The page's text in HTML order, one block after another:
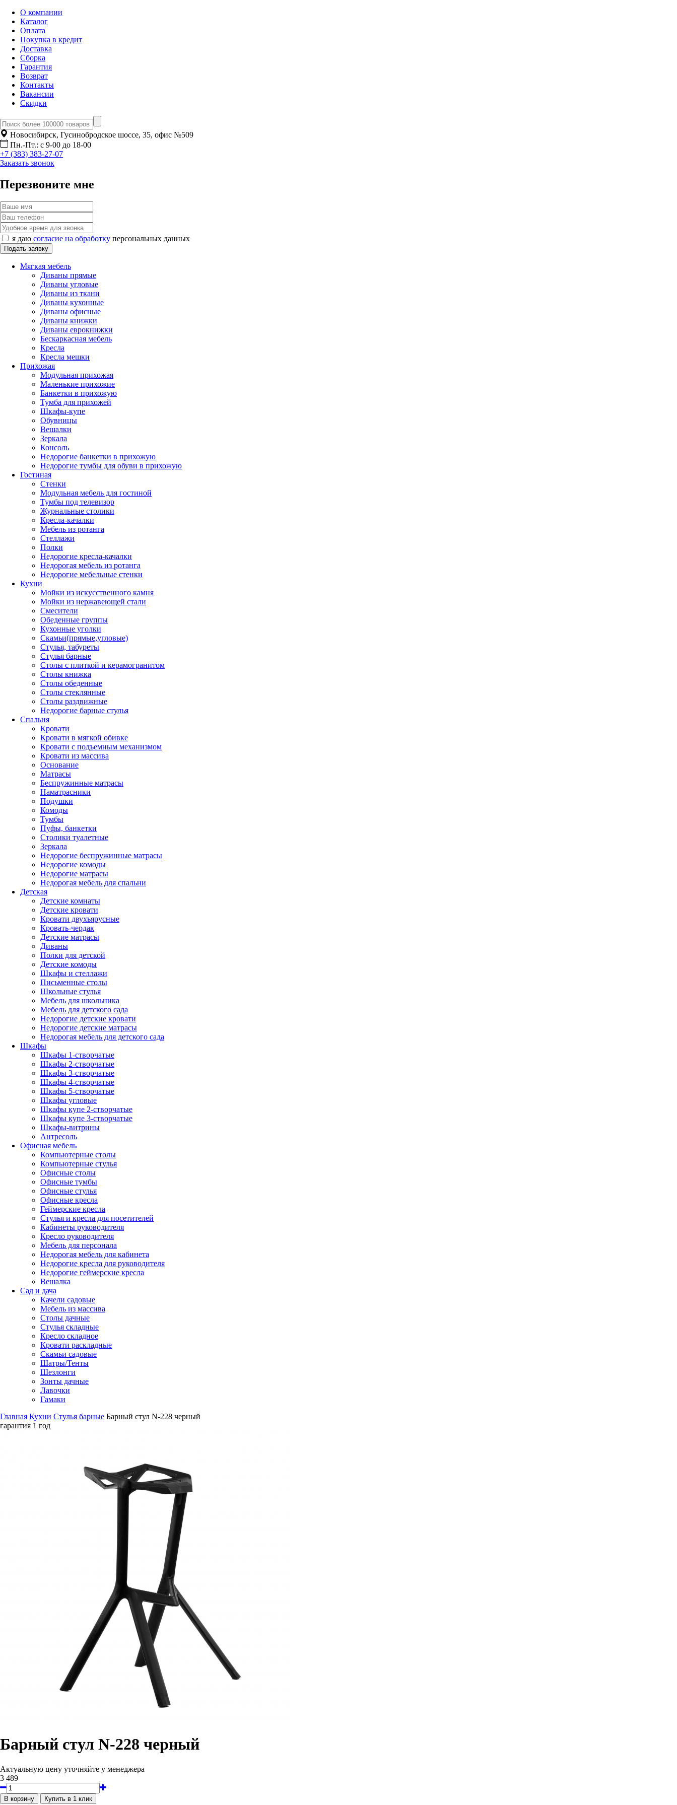
О компании
Каталог
Оплата
Покупка в кредит
Доставка
Сборка
Гарантия
Возврат
Контакты
Вакансии
Скидки
Новосибирск, Гусинобродское шоссе, 35, офис №509
Пн.-Пт.: с 9-00 до 18-00
+7 (383) 383-27-07
Заказать звонок
Перезвоните мне
я даю согласие на обработку персональных данных
Мягкая мебель
Диваны прямые
Диваны угловые
Диваны из ткани
Диваны кухонные
Диваны офисные
Диваны книжки
Диваны еврокнижки
Бескаркасная мебель
Кресла
Кресла мешки
Прихожая
Модульная прихожая
Маленькие прихожие
Банкетки в прихожую
Тумба для прихожей
Шкафы-купе
Обувницы
Вешалки
Зеркала
Консоль
Недорогие банкетки в прихожую
Недорогие тумбы для обуви в прихожую
Гостиная
Стенки
Модульная мебель для гостиной
Тумбы под телевизор
Журнальные столики
Кресла-качалки
Мебель из ротанга
Стеллажи
Полки
Недорогие кресла-качалки
Недорогая мебель из ротанга
Недорогие мебельные стенки
Кухни
Мойки из искусственного камня
Мойки из нержавеющей стали
Смесители
Обеденные группы
Кухонные уголки
Скамьи(прямые,угловые)
Стулья, табуреты
Стулья барные
Столы с плиткой и керамогранитом
Столы книжка
Столы обеденные
Столы стеклянные
Столы раздвижные
Недорогие барные стулья
Спальня
Кровати
Кровати в мягкой обивке
Кровати с подъемным механизмом
Кровати из массива
Основание
Матрасы
Беспружинные матрасы
Наматрасники
Подушки
Комоды
Тумбы
Пуфы, банкетки
Столики туалетные
Зеркала
Недорогие беспружинные матрасы
Недорогие комоды
Недорогие матрасы
Недорогая мебель для спальни
Детская
Детские комнаты
Детские кровати
Кровати двухъярусные
Кровать-чердак
Детские матрасы
Диваны
Полки для детской
Детские комоды
Шкафы и стеллажи
Письменные столы
Школьные стулья
Мебель для школьника
Мебель для детского сада
Недорогие детские кровати
Недорогие детские матрасы
Недорогая мебель для детского сада
Шкафы
Шкафы 1-створчатые
Шкафы 2-створчатые
Шкафы 3-створчатые
Шкафы 4-створчатые
Шкафы 5-створчатые
Шкафы угловые
Шкафы купе 2-створчатые
Шкафы купе 3-створчатые
Шкафы-витрины
Антресоль
Офисная мебель
Компьютерные столы
Компьютерные стулья
Офисные столы
Офисные тумбы
Офисные стулья
Офисные кресла
Геймерские кресла
Стулья и кресла для посетителей
Кабинеты руководителя
Кресло руководителя
Мебель для персонала
Недорогая мебель для кабинета
Недорогие кресла для руководителя
Недорогие геймерские кресла
Вешалка
Сад и дача
Качели садовые
Мебель из массива
Столы дачные
Стулья складные
Кресло складное
Кровати раскладные
Скамьи садовые
Шатры/Тенты
Шезлонги
Зонты дачные
Лавочки
Гамаки
Главная Кухни Стулья барные Барный стул N-228 черный
гарантия 1 год
Барный стул N-228 черный
Актуальную цену уточняйте у менеджера
3 489